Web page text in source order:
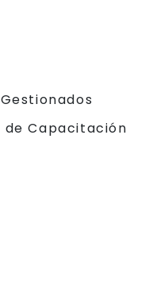
Capacitación